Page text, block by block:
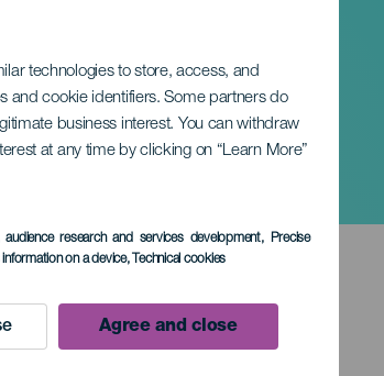
technologies to store, access, and
and cookie identifiers. Some partners do
business interest. You can withdraw
at any time by clicking on “Learn More”
research and services development, Precise
on a device, Technical cookies
Agree and close
2027
Llanos de Aridane